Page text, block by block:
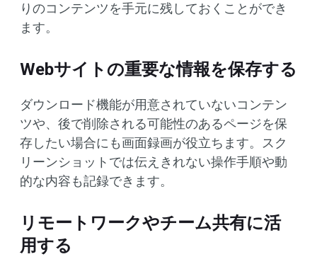
りのコンテンツを手元に残しておくことができ
ます。
Webサイトの重要な情報を保存する
ダウンロード機能が用意されていないコンテン
ツや、後で削除される可能性のあるページを保
存したい場合にも画面録画が役立ちます。スク
リーンショットでは伝えきれない操作手順や動
的な内容も記録できます。
リモートワークやチーム共有に活
用する